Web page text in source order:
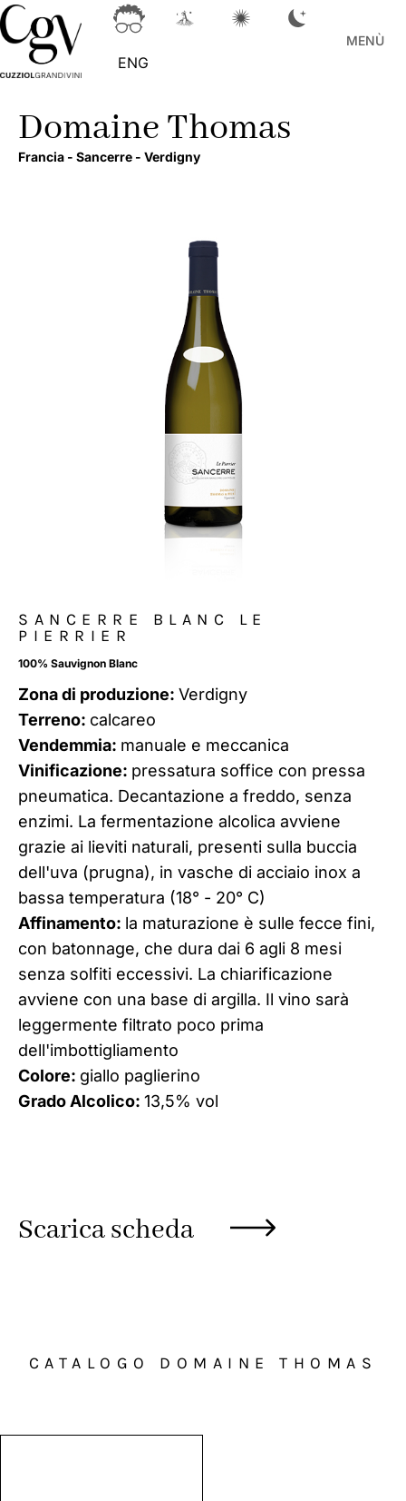
ENG
MENÙ
Domaine Thomas
Francia - Sancerre - Verdigny
SANCERRE BLANC LE
PIERRIER
100% Sauvignon Blanc
Zona di produzione: Verdigny
Terreno: calcareo
Vendemmia: manuale e meccanica
Vinificazione: pressatura soffice con pressa
pneumatica. Decantazione a freddo, senza
enzimi. La fermentazione alcolica avviene
grazie ai lieviti naturali, presenti sulla buccia
dell'uva (prugna), in vasche di acciaio inox a
bassa temperatura (18° - 20° C)
Affinamento: la maturazione è sulle fecce fini,
con batonnage, che dura dai 6 agli 8 mesi
senza solfiti eccessivi. La chiarificazione
avviene con una base di argilla. Il vino sarà
leggermente filtrato poco prima
dell'imbottigliamento
Colore: giallo paglierino
Grado Alcolico: 13,5% vol
Scarica scheda
CATALOGO DOMAINE THOMAS